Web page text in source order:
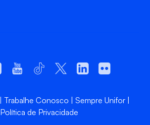
Trabalhe Conosco
Sempre Unifor
Política de Privacidade